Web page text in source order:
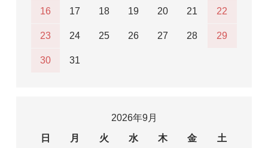
16 17 18 19 20 21 22
23 24 25 26 27 28 29
30 31
2026年9月
日
月 火 水 木 金 土